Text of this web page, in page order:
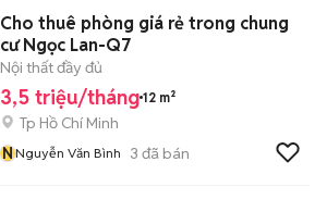
Cho thuê phòng giá rẻ trong chung
cư Ngọc Lan-Q7
Nội thất đầy đủ
3,5 triệu/tháng 12 m²
Tp Hồ Chí Minh
NNguyễn Văn Bình 3 đã bán